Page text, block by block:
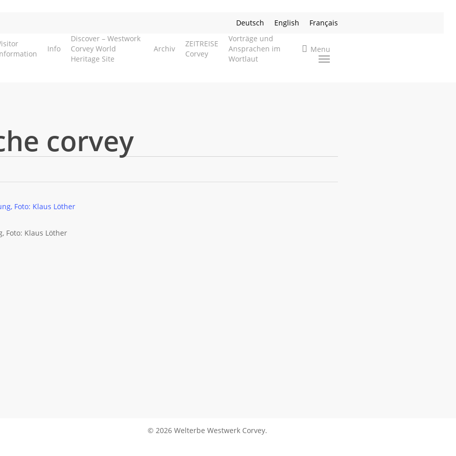
Deutsch English
Français
Info
Discover – Westwork
Corvey World
Heritage Site
Archiv
ZEITREISE
Corvey
Vorträge und
Ansprachen im
Wortlaut
search
Menu
corvey
Foto: Klaus Löther
© 2026 Welterbe Westwerk Corvey.